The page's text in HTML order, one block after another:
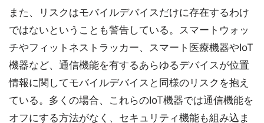
また、リスクはモバイルデバイスだけに存在するわけ
ではないということも警告している。スマートウォッ
チやフィットネストラッカー、スマート医療機器やIoT
機器など、通信機能を有するあらゆるデバイスが位置
情報に関してモバイルデバイスと同様のリスクを抱え
ている。多くの場合、これらのIoT機器では通信機能を
オフにする方法がなく、セキュリティ機能も組み込ま